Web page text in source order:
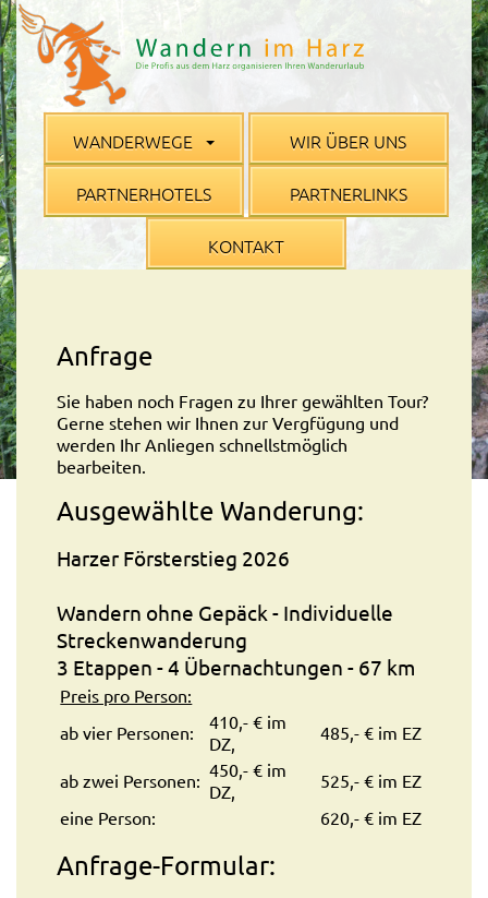
WANDERWEGE WIR ÜBER UNS
PARTNERHOTELS PARTNERLINKS
KONTAKT
Anfrage
Sie haben noch Fragen zu Ihrer gewählten Tour?
Gerne stehen wir Ihnen zur Vergfügung und
werden Ihr Anliegen schnellstmöglich
bearbeiten.
Ausgewählte Wanderung:
Harzer Försterstieg 2026
Wandern ohne Gepäck - Individuelle
Streckenwanderung
3 Etappen - 4 Übernachtungen - 67 km
Preis pro Person:
ab vier Personen:
410,- € im
DZ,
485,- € im EZ
ab zwei Personen: 450,- € im
DZ,
525,- € im EZ
eine Person:
620,- € im EZ
Anfrage-Formular: